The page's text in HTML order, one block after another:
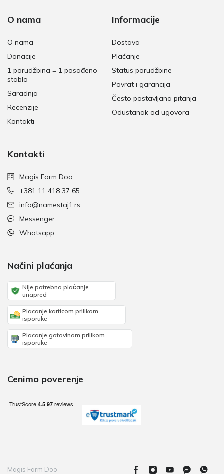
O nama
O nama
Donacije
1 porudžbina = 1 posađeno
stablo
Saradnja
Recenzije
Kontakti
Informacije
Dostava
Plaćanje
Status porudžbine
Povrat i garancija
Često postavljana pitanja
Odustanak od ugovora
Kontakti
Magis Farm Doo
+381 11 418 37 65
info@namestaj1.rs
Messenger
Whatsapp
Načini plaćanja
Nije potrebno plaćanje
unapred
Placanje karticom prilikom
isporuke
Placanje gotovinom prilikom
isporuke
Cenimo poverenje
Magis Farm Doo